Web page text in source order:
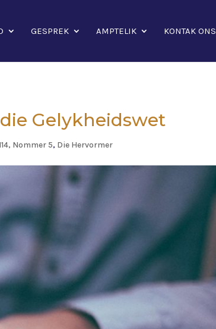
GESPREK AMPTELIK KONTAK ONS
Gelykheidswet
Nommer 5, Die Hervormer